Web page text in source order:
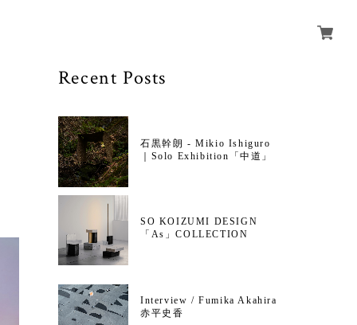
Recent Posts
石黒幹朗 - Mikio Ishiguro
｜Solo Exhibition「中道」
SO KOIZUMI DESIGN
「As」COLLECTION
Interview / Fumika Akahira
赤平史香